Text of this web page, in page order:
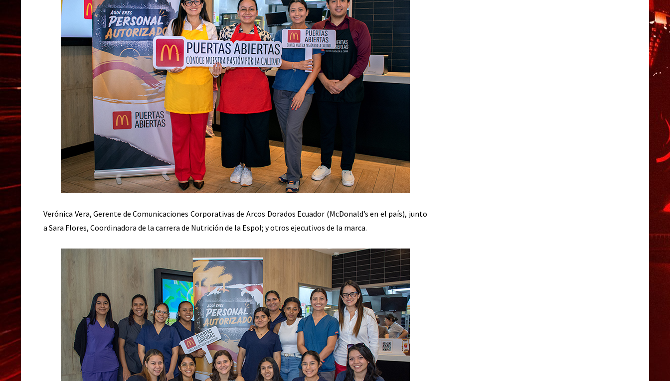
Verónica Vera, Gerente de Comunicaciones Corporativas de Arcos Dorados Ecuador (McDonald’s en el país), junto
a Sara Flores, Coordinadora de la carrera de Nutrición de la Espol; y otros ejecutivos de la marca.